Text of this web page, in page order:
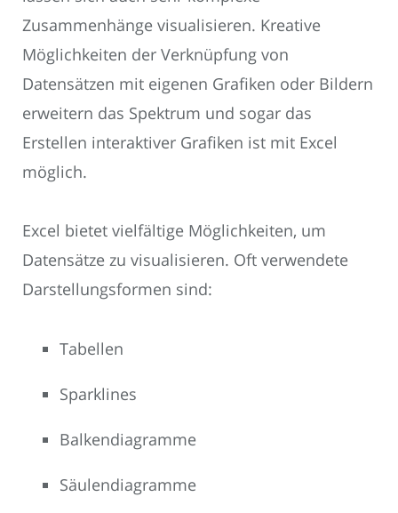
Zusammenhänge visualisieren. Kreative
Möglichkeiten der Verknüpfung von
Datensätzen mit eigenen Grafiken oder Bildern
erweitern das Spektrum und sogar das
Erstellen interaktiver Grafiken ist mit Excel
möglich.
Excel bietet vielfältige Möglichkeiten, um
Datensätze zu visualisieren. Oft verwendete
Darstellungsformen sind:
Tabellen
Sparklines
Balkendiagramme
Säulendiagramme